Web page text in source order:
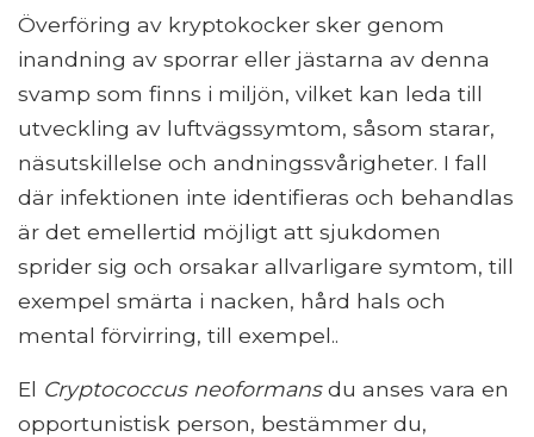
Överföring av kryptokocker sker genom
inandning av sporrar eller jästarna av denna
svamp som finns i miljön, vilket kan leda till
utveckling av luftvägssymtom, såsom starar,
näsutskillelse och andningssvårigheter. I fall
där infektionen inte identifieras och behandlas
är det emellertid möjligt att sjukdomen
sprider sig och orsakar allvarligare symtom, till
exempel smärta i nacken, hård hals och
mental förvirring, till exempel..
El Cryptococcus neoformansdu anses vara en
opportunistisk person, bestämmer du,